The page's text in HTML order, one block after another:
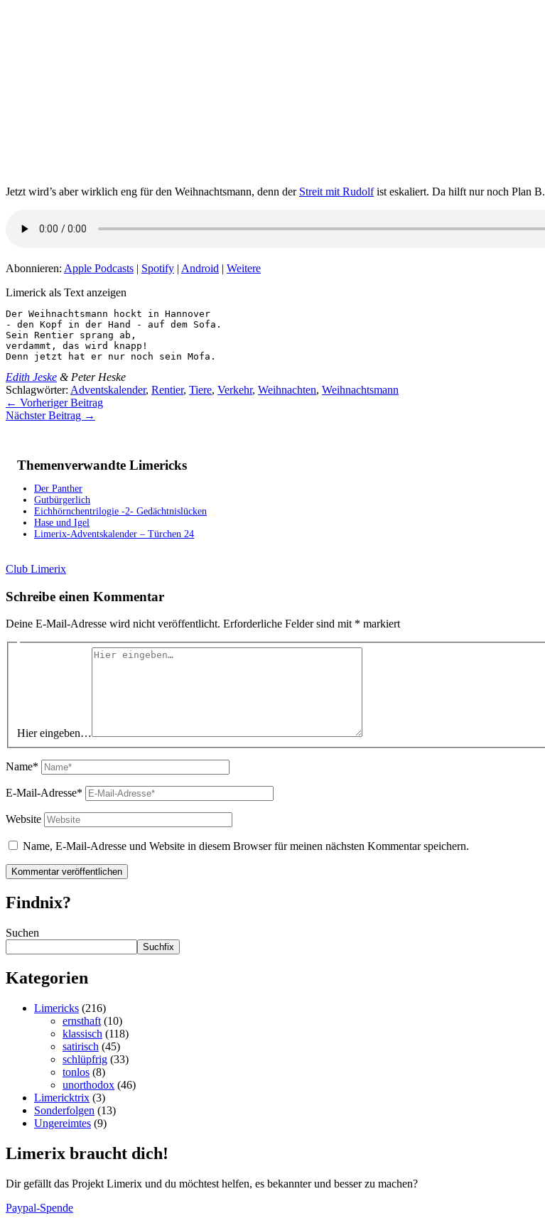
Jetzt wird’s aber wirklich eng für den Weihnachtsmann, denn der Streit mit Rudolfist eskaliert. Da hilft nur noch Plan B.
Abonnieren: Apple Podcasts | Spotify | Android | Weitere
Limerick als Text anzeigen
Der Weihnachtsmann hockt in Hannover
- den Kopf in der Hand - auf dem Sofa.
Sein Rentier sprang ab,
verdammt, das wird knapp!
Denn jetzt hat er nur noch sein Mofa.
Edith Jeske & Peter Heske
Schlagwörter: Adventskalender, Rentier, Tiere, Verkehr, Weihnachten, Weihnachtsmann
← Vorheriger Beitrag
Nächster Beitrag →
Themenverwandte Limericks
Der Panther
Gutbürgerlich
Eichhörnchentrilogie -2- Gedächtnislücken
Hase und Igel
Limerix-Adventskalender – Türchen 24
Club Limerix
Schreibe einen Kommentar
Deine E-Mail-Adresse wird nicht veröffentlicht. Erforderliche Felder sind mit * markiert
Hier eingeben…
Name*
E-Mail-Adresse*
Website
Name, E-Mail-Adresse und Website in diesem Browser für meinen nächsten Kommentar speichern.
Findnix?
Suchen
Suchfix
Kategorien
Limericks (216)
ernsthaft (10)
klassisch (118)
satirisch (45)
schlüpfrig (33)
tonlos (8)
unorthodox (46)
Limericktrix (3)
Sonderfolgen (13)
Ungereimtes (9)
Limerix braucht dich!
Dir gefällt das Projekt Limerix und du möchtest helfen, es bekannter und besser zu machen?
Paypal-Spende